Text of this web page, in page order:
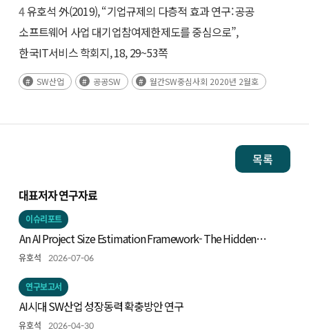
4유호석 外(2019), “기업규제의 다층적 효과 연구: 공공
소프트웨어 사업 대기업참여제한제도를 중심으로”,
한국IT서비스 학회지, 18, 29~53쪽
SW산업 공공SW 월간SW중심사회 2020년 2월호
목록
대표저자 연구자료
이슈리포트
An AI Project Size Estimation Framework- The Hidden
Iceberg: Measuring Technical Scope -
유호석 2026-07-06
연구보고서
AI시대 SW산업 성장동력 확충방안 연구
유호석 2026-04-30